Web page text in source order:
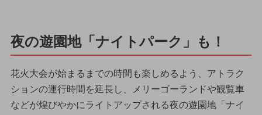
夜の遊園地「ナイトパーク」も！
花火大会が始まるまでの時間も楽しめるよう、アトラク
ションの運行時間を延長し、メリーゴーランドや観覧車
などが煌びやかにライトアップされる夜の遊園地「ナイ